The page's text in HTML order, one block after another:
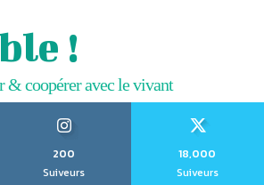
!
& coopérer avec le vivant
200
Suiveurs
18,000
Suiveurs